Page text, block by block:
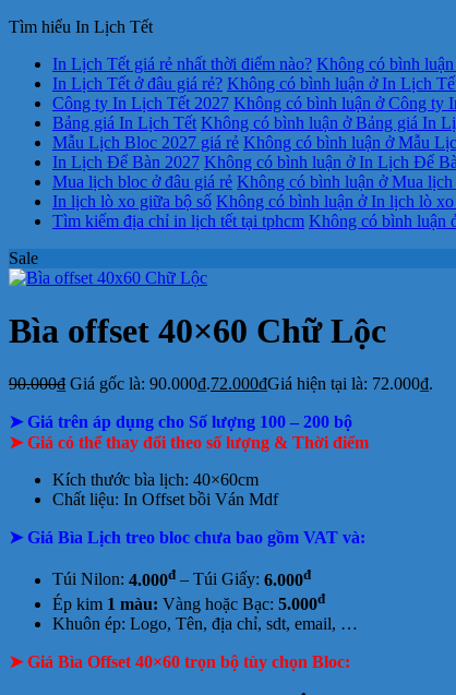
Tìm hiểu In Lịch Tết
In Lịch Tết giá rẻ nhất thời điểm nào? Không có bình luận
In Lịch Tết ở đâu giá rẻ? Không có bình luận ở In Lịch
Công ty In Lịch Tết 2027 Không có bình luận ở Công ty
Bảng giá In Lịch Tết Không có bình luận ở Bảng giá In
Mẫu Lịch Bloc 2027 giá rẻ Không có bình luận ở Mẫu
In Lịch Để Bàn 2027 Không có bình luận ở In Lịch Để
Mua lịch bloc ở đâu giá rẻ Không có bình luận ở Mua lịch
In lịch lò xo giữa bộ số Không có bình luận ở In lịch lò
Tìm kiếm địa chỉ in lịch tết tại tphcm Không có bình luận
Sale
Bìa offset 40×60 Chữ Lộc
90.000₫ Giá gốc là: 90.000₫.72.000₫Giá hiện tại là: 72.000₫.
➤ Giá trên áp dụng cho Số lượng 100 – 200 bộ
➤ Giá có thể thay đổi theo số lượng & Thời điểm
Kích thước bìa lịch: 40×60cm
Chất liệu: In Offset bồi Ván Mdf
➤ Giá Bìa Lịch treo bloc chưa bao gồm VAT và:
Túi Nilon: 4.000đ – Túi Giấy: 6.000đ
Ép kim 1 màu: Vàng hoặc Bạc: 5.000đ
Khuôn ép: Logo, Tên, địa chỉ, sdt, email, …
➤ Giá Bìa Offset 40×60 trọn bộ tùy chọn Bloc: